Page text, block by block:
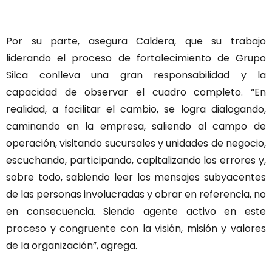
Por su parte, asegura Caldera, que su trabajo
liderando el proceso de fortalecimiento de Grupo
Silca conlleva una gran responsabilidad y la
capacidad de observar el cuadro completo. “En
realidad, a facilitar el cambio, se logra dialogando,
caminando en la empresa, saliendo al campo de
operación, visitando sucursales y unidades de negocio,
escuchando, participando, capitalizando los errores y,
sobre todo, sabiendo leer los mensajes subyacentes
de las personas involucradas y obrar en referencia, no
en consecuencia. Siendo agente activo en este
proceso y congruente con la visión, misión y valores
de la organización”, agrega.